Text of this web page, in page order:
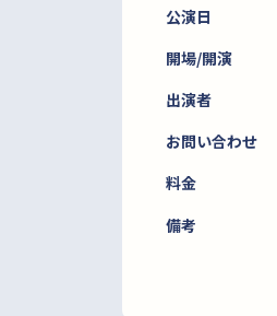
公演日
開場/開演
出演者
お問い合わせ
料金
備考